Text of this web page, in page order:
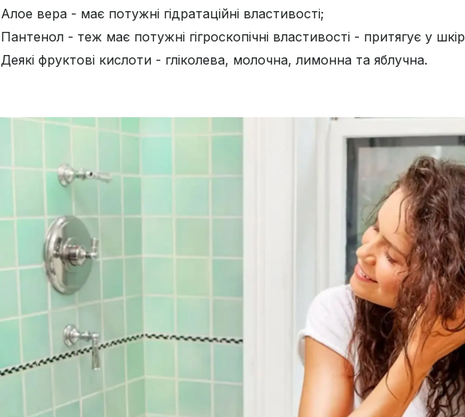
Алое вера - має потужні гідратаційні властивості;
Пантенол - теж має потужні гігроскопічні властивості - притягує у
Деякі фруктові кислоти - гліколева, молочна, лимонна та яблучна.